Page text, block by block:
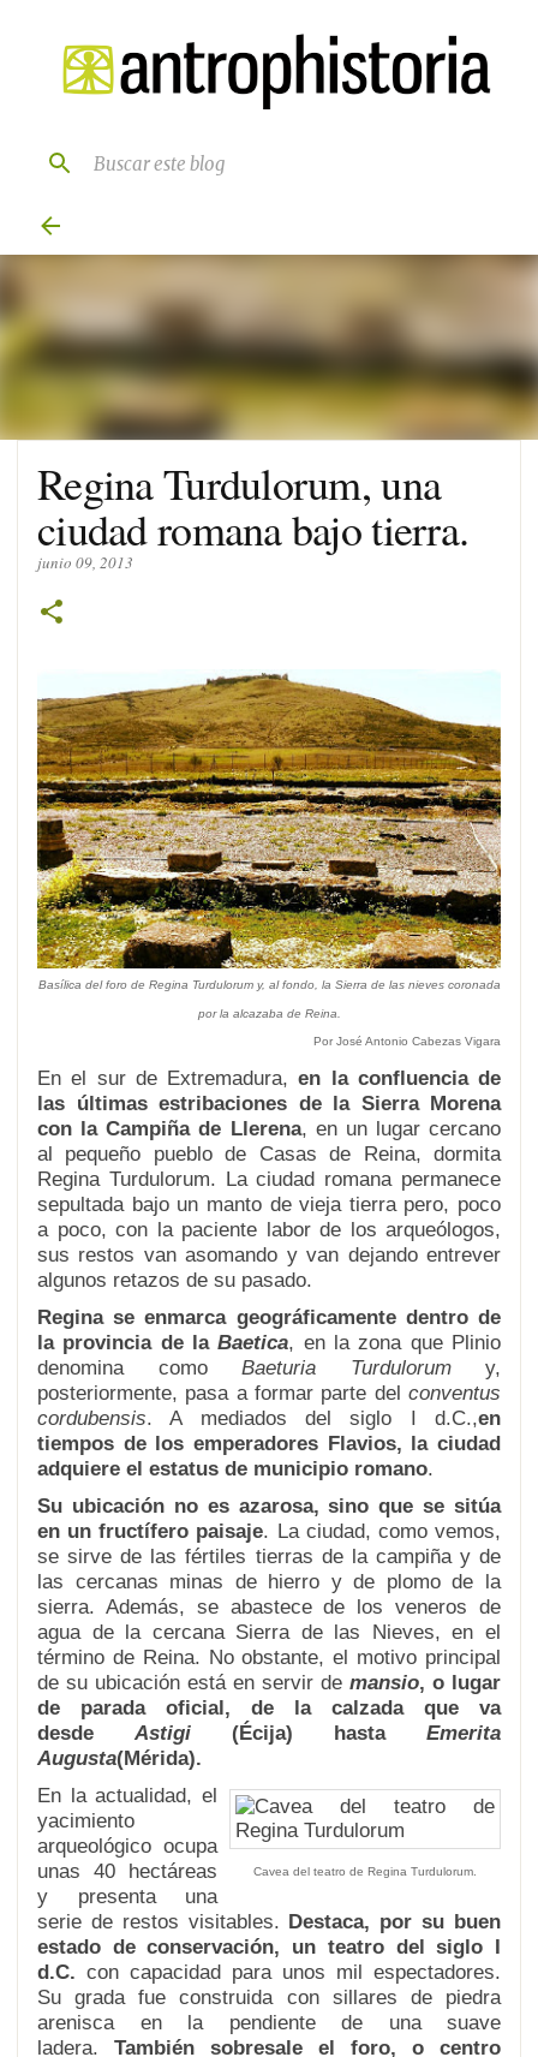
Ir al contenido principal
Regina Turdulorum, una
ciudad romana bajo tierra.
junio 09, 2013
Basílica del foro de Regina Turdulorum y, al fondo, la Sierra de las nieves coronada
por la alcazaba de Reina.
Por José Antonio Cabezas Vigara
En el sur de Extremadura,en la confluencia de
las últimas estribaciones de la Sierra Morena
con la Campiña de Llerena, en un lugar cercano
al pequeño pueblo de Casas de Reina, dormita
Regina Turdulorum. La ciudad romana permanece
sepultada bajo un manto de vieja tierra pero, poco
a poco, con la paciente labor de los arqueólogos,
sus restos van asomando y van dejando entrever
algunos retazos de su pasado.
Regina se enmarca geográficamente dentro de
la provincia de laBaetica, en la zona que Plinio
denomina como Baeturia Turdulorumy,
posteriormente, pasa a formar parte del conventus
cordubensis. A mediados del siglo I d.C.,en
tiempos de los emperadores Flavios, la ciudad
adquiere el estatus de municipio romano.
Su ubicación no es azarosa, sino que se sitúa
en un fructífero paisaje. La ciudad, como vemos,
se sirve de las fértiles tierras de la campiña y de
las cercanas minas de hierro y de plomo de la
sierra. Además, se abastece de los veneros de
agua de la cercana Sierra de las Nieves, en el
término de Reina. No obstante, el motivo principal
de su ubicación está en servir de mansio, o lugar
de parada oficial, de la calzada que va
desde Astigi (Écija) hasta Emerita
Augusta(Mérida).
Cavea del teatro de Regina Turdulorum.
En la actualidad, el
yacimiento
arqueológico ocupa
unas 40 hectáreas
y presenta una
serie de restos visitables. Destaca, por su buen
estado de conservación, un teatro del siglo I
d.C. con capacidad para unos mil espectadores.
Su grada fue construida con sillares de piedra
arenisca en la pendiente de una suave
ladera. También sobresale el foro, o centro